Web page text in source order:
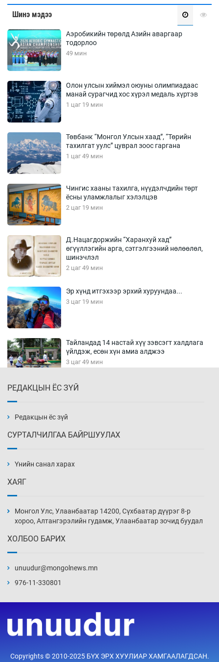
Шинэ мэдээ
Аэробикийн төрөлд Азийн аваргаар
тодорлоо
49 мин
Олон улсын хиймэл оюуны олимпиадаас
манай сурагчид хос хүрэл медаль хүртэв
1 цаг 19 мин
Төвбанк “Монгол Улсын хаад”, “Төрийн
тахилгат уулс” цуврал зоос гаргана
1 цаг 49 мин
Чингис хааны тахилга, нүүдэлчдийн төрт
ёсны уламжлалыг хэлэлцэв
2 цаг 19 мин
Д.Нацагдоржийн “Харанхуй хад”
өгүүллэгийн арга, сэтгэлгээний нөлөөлөл,
шинэчлэл
2 цаг 49 мин
Эр хүнд итгэхээр эрхий хуруундаа...
3 цаг 19 мин
Тайландад 14 настай хүү зэвсэгт халдлага
үйлдэж, есөн хүн амиа алджээ
3 цаг 49 мин
4 цаг 49 мин
5 цаг 19 мин
5 цаг 49 мин
6 цаг 4 мин
бүртгэлийг энэ баасан гарагт эхлүүлнэ
РЕДАКЦЫН ЁС ЗҮЙ
Редакцын ёс зүй
СУРТАЛЧИЛГАА БАЙРШУУЛАХ
Үнийн санал харах
ХАЯГ
Монгол Улс, Улаанбаатар 14200, Сүхбаатар дүүрэг 8-р
хороо, Алтангэрэлийн гудамж, Улаанбаатар зочид буудал
ХОЛБОО БАРИХ
unuudur@mongolnews.mn
976-11-330801
Copyrights © 2010-2025 БҮХ ЭРХ ХУУЛИАР ХАМГААЛАГДСАН.